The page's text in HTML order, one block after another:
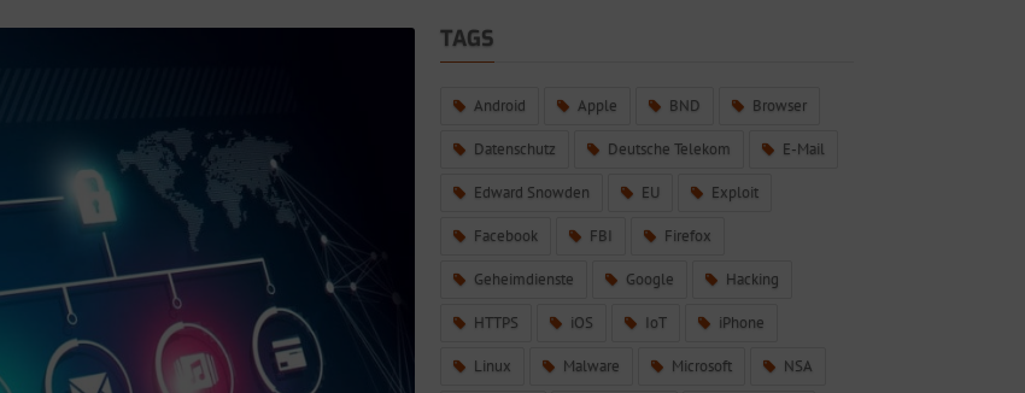
TAGS
Android Apple BND Browser
Datenschutz Deutsche Telekom E-Mail
Edward Snowden EU Exploit
Facebook FBI Firefox
Geheimdienste Google Hacking
HTTPS iOS IoT iPhone
Linux Malware Microsoft NSA